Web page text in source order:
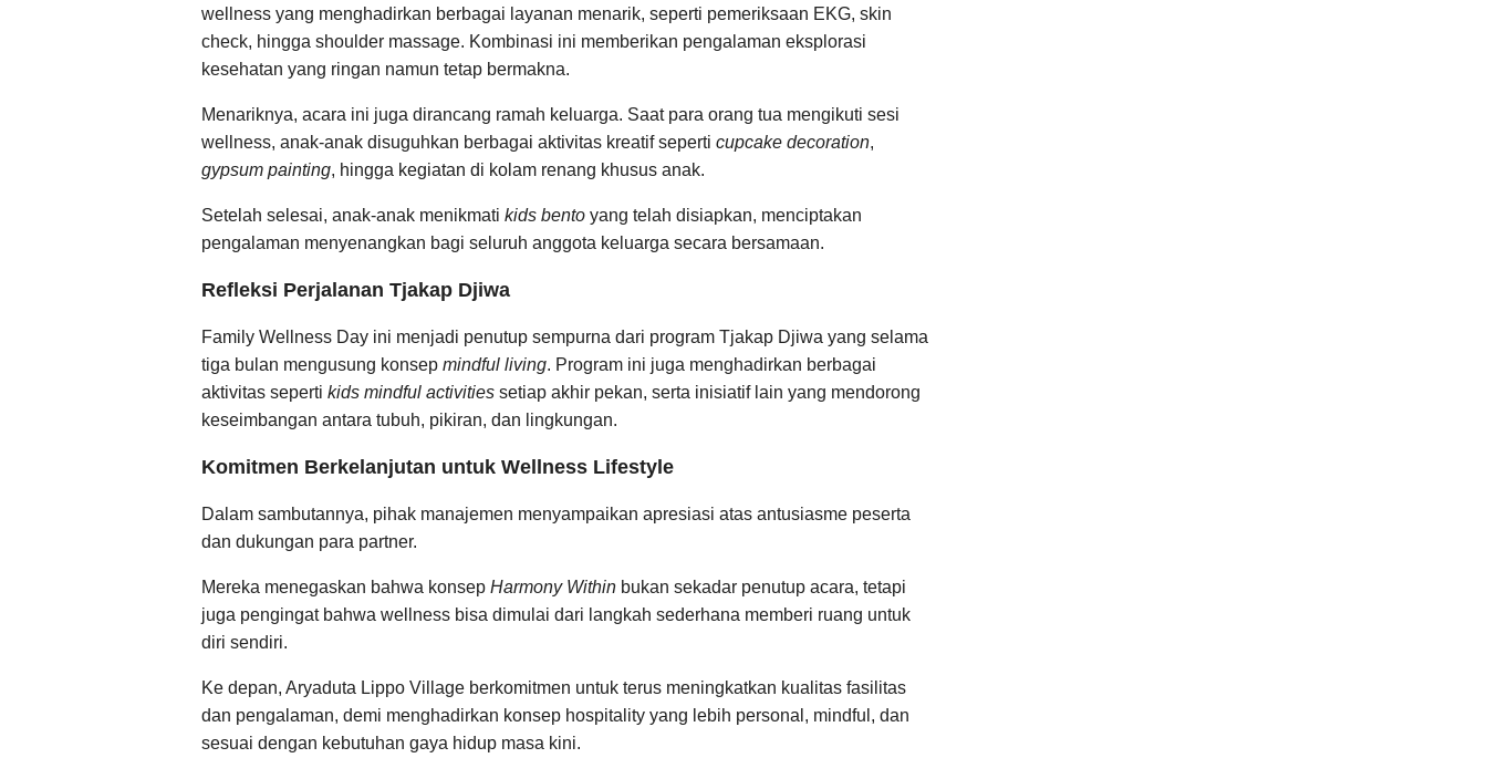
wellness yang menghadirkan berbagai layanan menarik, seperti pemeriksaan EKG, skin
check, hingga shoulder massage. Kombinasi ini memberikan pengalaman eksplorasi
kesehatan yang ringan namun tetap bermakna.
Menariknya, acara ini juga dirancang ramah keluarga. Saat para orang tua mengikuti sesi
wellness, anak-anak disuguhkan berbagai aktivitas kreatif seperti cupcake decoration,
gypsum painting, hingga kegiatan di kolam renang khusus anak.
Setelah selesai, anak-anak menikmati kids bento yang telah disiapkan, menciptakan
pengalaman menyenangkan bagi seluruh anggota keluarga secara bersamaan.
Refleksi Perjalanan Tjakap Djiwa
Family Wellness Day ini menjadi penutup sempurna dari program Tjakap Djiwa yang selama
tiga bulan mengusung konsep mindful living. Program ini juga menghadirkan berbagai
aktivitas seperti kids mindful activities setiap akhir pekan, serta inisiatif lain yang mendorong
keseimbangan antara tubuh, pikiran, dan lingkungan.
Komitmen Berkelanjutan untuk Wellness Lifestyle
Dalam sambutannya, pihak manajemen menyampaikan apresiasi atas antusiasme peserta
dan dukungan para partner.
Mereka menegaskan bahwa konsep Harmony Within bukan sekadar penutup acara, tetapi
juga pengingat bahwa wellness bisa dimulai dari langkah sederhana memberi ruang untuk
diri sendiri.
Ke depan, Aryaduta Lippo Village berkomitmen untuk terus meningkatkan kualitas fasilitas
dan pengalaman, demi menghadirkan konsep hospitality yang lebih personal, mindful, dan
sesuai dengan kebutuhan gaya hidup masa kini.